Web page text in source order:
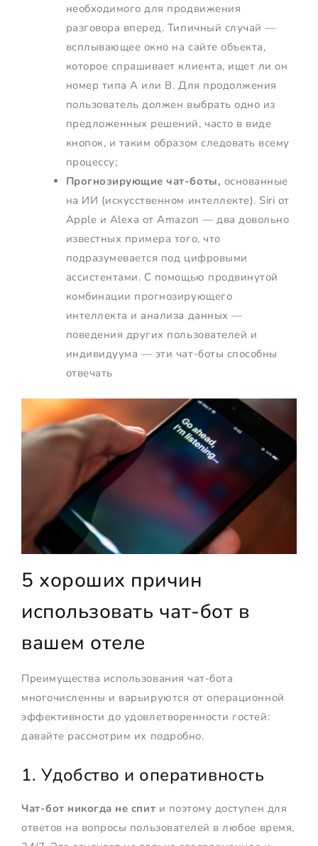
необходимого для продвижения
разговора вперед. Типичный случай —
всплывающее окно на сайте объекта,
которое спрашивает клиента, ищет ли он
номер типа A или B. Для продолжения
пользователь должен выбрать одно из
предложенных решений, часто в виде
кнопок, и таким образом следовать всему
процессу;
Прогнозирующие чат-боты, основанные
на ИИ (искусственном интеллекте). Siri от
Apple и Alexa от Amazon — два довольно
известных примера того, что
подразумевается под цифровыми
ассистентами. С помощью продвинутой
комбинации прогнозирующего
интеллекта и анализа данных —
поведения других пользователей и
индивидуума — эти чат-боты способны
отвечать
5 хороших причин
использовать чат-бот в
вашем отеле
Преимущества использования чат-бота
многочисленны и варьируются от операционной
эффективности до удовлетворенности гостей:
давайте рассмотрим их подробно.
1. Удобство и оперативность
Чат-бот никогда не спит и поэтому доступен для
ответов на вопросы пользователей в любое время,